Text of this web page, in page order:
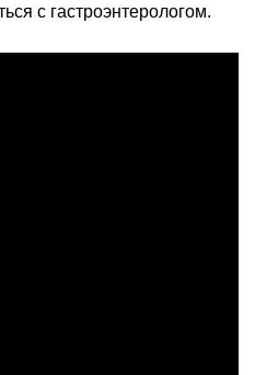
с гастроэнтерологом.